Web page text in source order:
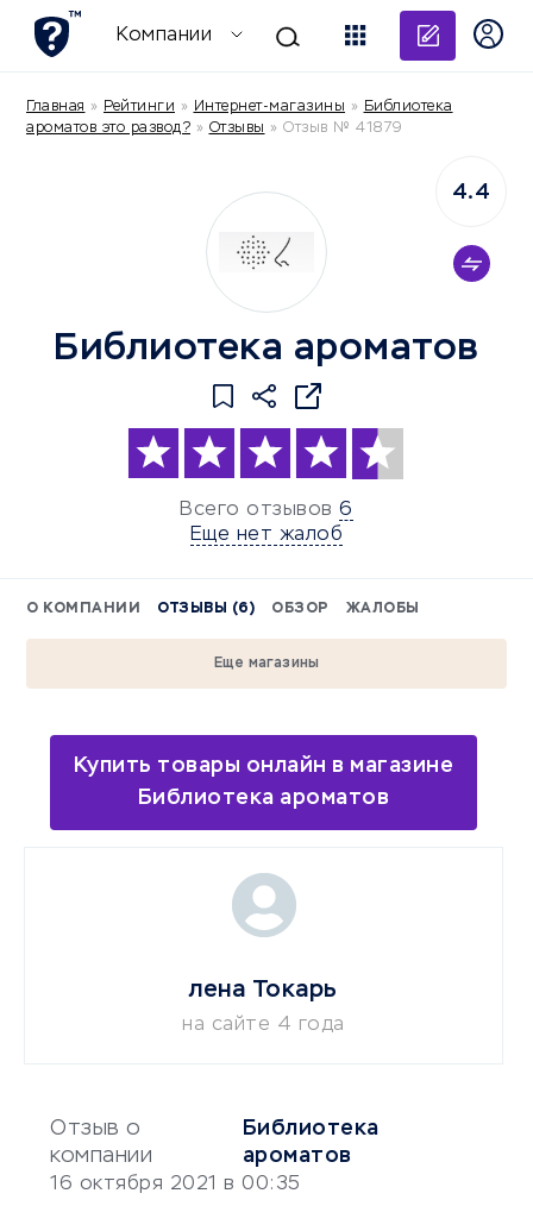
Компании
Главная » Рейтинги » Интернет-магазины » Библиотека
ароматов это развод? » Отзывы » Отзыв № 41879
Библиотека ароматов
Всего отзывов 6
Еще нет жалоб
4.4
О КОМПАНИИ ОТЗЫВЫ (6) ОБЗОР ЖАЛОБЫ
Еще магазины
Купить товары онлайн в магазине
Библиотека ароматов
Отзыв о
компании
Библиотека
ароматов
16 октября 2021 в 00:35
лена Токарь
на сайте 4 года